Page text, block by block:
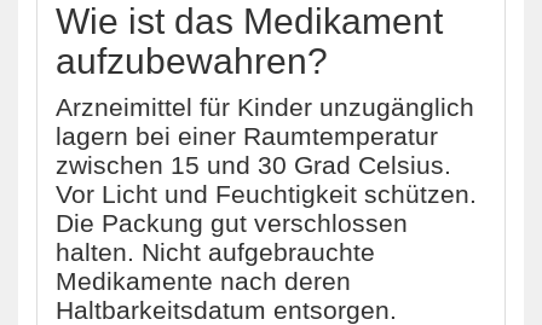
Wie ist das Medikament
aufzubewahren?
Arzneimittel für Kinder unzugänglich
lagern bei einer Raumtemperatur
zwischen 15 und 30 Grad Celsius.
Vor Licht und Feuchtigkeit schützen.
Die Packung gut verschlossen
halten. Nicht aufgebrauchte
Medikamente nach deren
Haltbarkeitsdatum entsorgen.